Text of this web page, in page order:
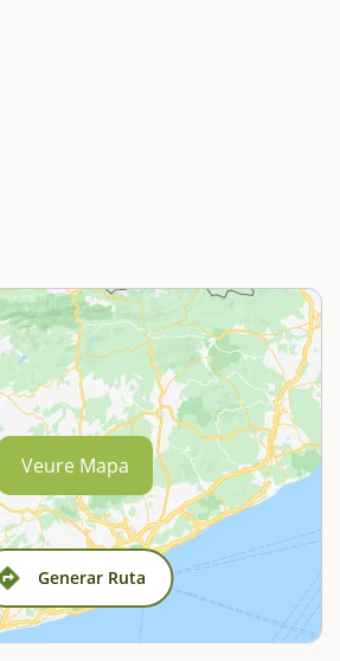
Generar Ruta
Veure Mapa